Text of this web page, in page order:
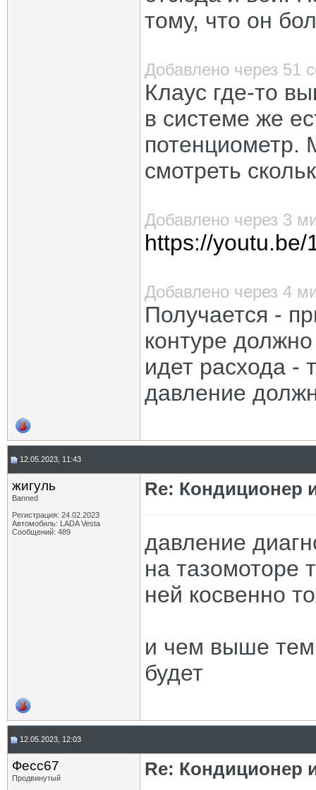
тому, что он
Добавлено через 51
Клаус где-то
в системе же
потенциометр.
смотреть
Добавлено через 3
https://youtu.be/
Добавлено через 4
Получается -
контуре
идет расхода -
давление
12.05.2023, 11:43
жигуль
Banned
Регистрация: 24.02.2023
Автомобиль: LADA Vesta
Сообщений: 489
Re: Кондиционер
давление
на тазомоторе
ней косвенно
и чем выше
будет
12.05.2023, 12:03
Фесс67
Продвинутый
Re: Кондиционер